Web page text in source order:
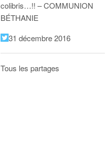
colibris…!! – COMMUNION
BÉTHANIE
31 décembre 2016
Tous les partages